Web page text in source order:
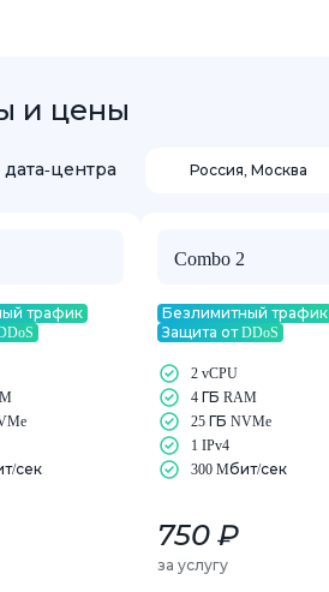
и цены
дата-центра Россия, Москва
трафик
сек
Combo 2
Безлимитный трафик
Защита от DDoS
2 vCPU
4 ГБ RAM
25 ГБ NVMe
1 IPv4
300 Mбит/сек
750 ₽
за услугу